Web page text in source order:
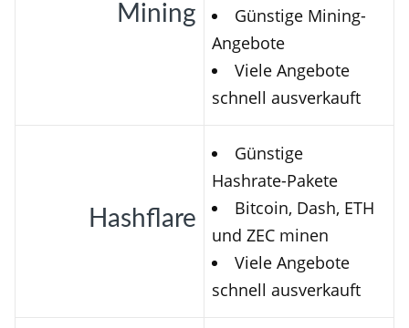
Mining
Günstige Mining-
Angebote
Viele Angebote
schnell ausverkauft
Hashflare
Günstige
Hashrate-Pakete
Bitcoin, Dash, ETH
und ZEC minen
Viele Angebote
schnell ausverkauft